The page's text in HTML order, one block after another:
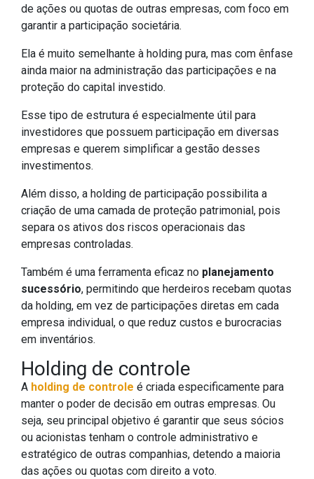
de ações ou quotas de outras empresas, com foco em
garantir a participação societária.
Ela é muito semelhante à holding pura, mas com ênfase
ainda maior na administração das participações e na
proteção do capital investido.
Esse tipo de estrutura é especialmente útil para
investidores que possuem participação em diversas
empresas e querem simplificar a gestão desses
investimentos.
Além disso, a holding de participação possibilita a
criação de uma camada de proteção patrimonial, pois
separa os ativos dos riscos operacionais das
empresas controladas.
Também é uma ferramenta eficaz no planejamento
sucessório, permitindo que herdeiros recebam quotas
da holding, em vez de participações diretas em cada
empresa individual, o que reduz custos e burocracias
em inventários.
Holding de controle
A holding de controle é criada especificamente para
manter o poder de decisão em outras empresas. Ou
seja, seu principal objetivo é garantir que seus sócios
ou acionistas tenham o controle administrativo e
estratégico de outras companhias, detendo a maioria
das ações ou quotas com direito a voto.